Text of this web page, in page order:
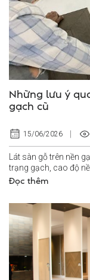
Những lưu ý
gạch cũ
15/06/2026
Lát sàn gỗ trên nền
trạng gạch, cao độ
Đọc thêm